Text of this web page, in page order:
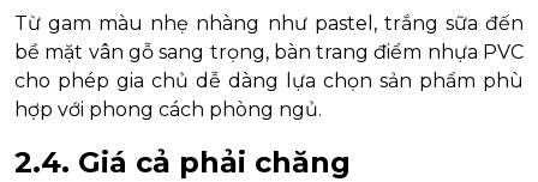
Từ gam màu nhẹ nhàng như pastel, trắng sữa đến
bề mặt vân gỗ sang trọng, bàn trang điểm nhựa PVC
cho phép gia chủ dễ dàng lựa chọn sản phẩm phù
hợp với phong cách phòng ngủ.
2.4. Giá cả phải chăng